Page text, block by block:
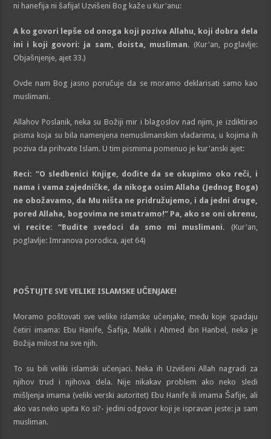
ni hanefija ni šafija! Uzvišeni Bog kaže u Kur'anu:
A ko govori epše od onoga koji poziva Allahu, koji dobra dela
ini i koji govori: ja sam, doista, musliman. (Kur'an, poglavlje:
Objašnjenje, ajet 33.)
Ovde nam Bog jasno poručuje da se moramo deklarisati samo kao
muslimani.
Allahov Poslanik, neka su Božiji mir i blagoslov nad njim, je izdiktirao
pisma koja su bila namenjena nemuslimanskim vladarima, u kojima ih
poziva da prihvate Islam. U tim pismima pomenuo je kur'anski ajet:
Reci: “O s edbenici Knjige, dođite da se okupimo oko reči, i
nama i vama zajednič ke, da nikoga osim Allaha (Jednog Boga)
ne obožavamo, da Mu ništa ne pridružujemo, i da jedni druge,
pored Allaha, bogovima ne smatramo!” Pa, ako se oni okrenu,
vi recite: “Budite svedoci da smo mi muslimani. (Kur'an,
poglavlje: Imranova porodica, ajet 64)
POŠTUJTE SVE VELIKE ISLAMSKE UČENJAKE!
Moramo poštovati sve velike islamske učenjake, među koje spadaju
četiri imama: Ebu Hanife, Šafija, Malik i Ahmed ibn Hanbel, neka je
Božija milost na sve njih.
To su bili veliki islamski učenjaci. Neka ih Uzvišeni Allah nagradi za
njihov trud i njihova dela. Nije nikakav problem ako neko sledi
mišljenja imama (veliki verski autoritet) Ebu Hanife ili imama Šafije, ali
ako vas neko upita Ko si?- jedini odgovor koji je ispravan jeste: ja sam
musliman.